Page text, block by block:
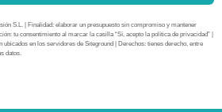
S.L. | Finalidad: elaborar un presupuesto sin compromiso y mantener
tu consentimiento al marcar la casilla “Sí, acepto la política de privacidad” |
en los servidores de Siteground | Derechos: tienes derecho, entre
datos.